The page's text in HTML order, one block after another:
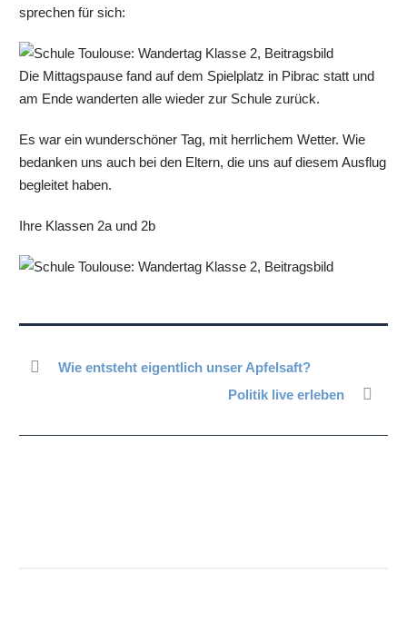
sprechen für sich:
Die Mittagspause fand auf dem Spielplatz in Pibrac statt und
am Ende wanderten alle wieder zur Schule zurück.
Es war ein wunderschöner Tag, mit herrlichem Wetter. Wie
bedanken uns auch bei den Eltern, die uns auf diesem Ausflug
begleitet haben.
Ihre Klassen 2a und 2b
Wie entsteht eigentlich unser Apfelsaft?
Politik live erleben